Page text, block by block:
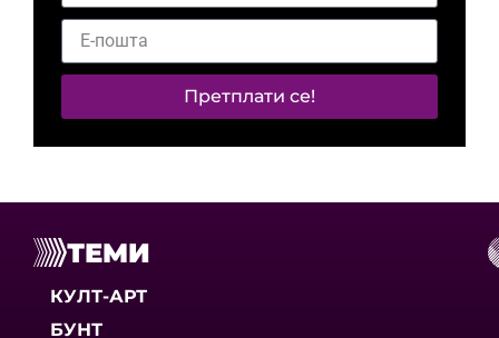
Претплати се!
ТЕМИ
КУЛТ-АРТ
БУНТ